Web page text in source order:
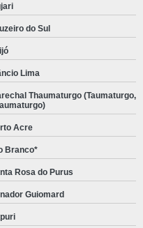
do Sul
Lima
Thaumaturgo (Taumaturgo,
Acre
Branco*
Rosa do Purus
Guiomard